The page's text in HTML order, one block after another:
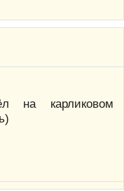
на карликовом